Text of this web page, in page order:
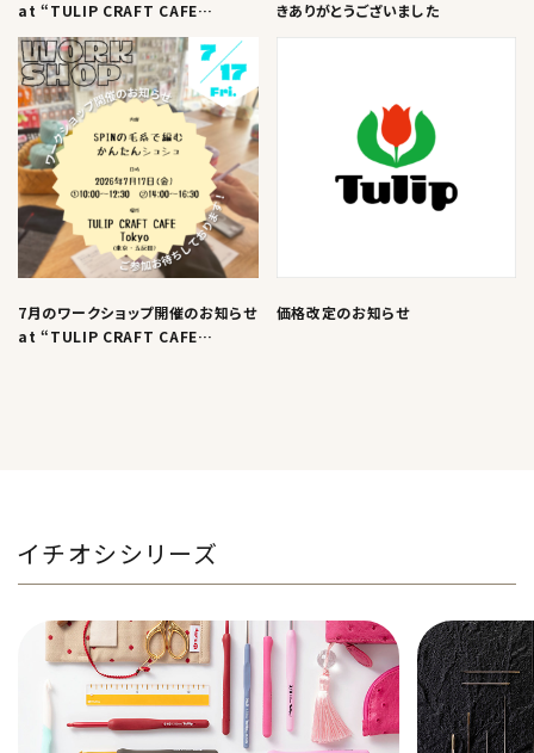
at “TULIP CRAFT CAFE
Tokyo”
きありがとうございました
7月のワークショップ開催のお知らせ
at “TULIP CRAFT CAFE
価格改定のお知らせ
イチオシシリーズ